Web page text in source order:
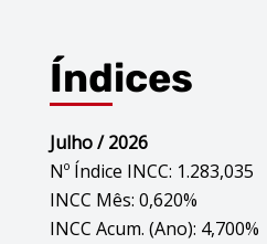
Índices
Julho / 2026
Nº Índice INCC: 1.283,035
INCC Mês: 0,620%
INCC Acum. (Ano): 4,700%